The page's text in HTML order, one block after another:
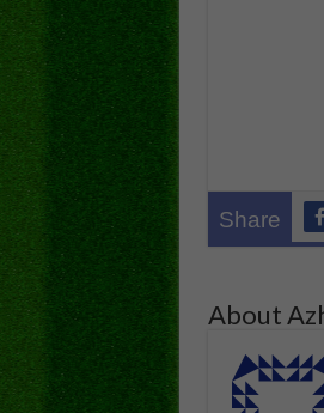
Share
About